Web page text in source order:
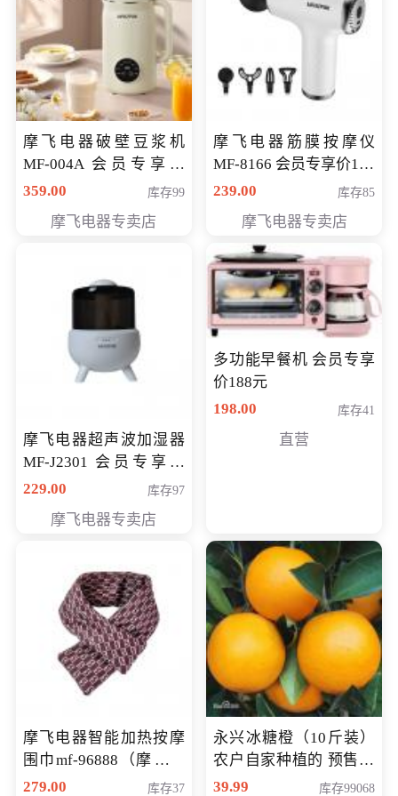
摩飞电器破壁豆浆机
MF-004A 会员专享价
168元
359.00 库存99
摩飞电器专卖店
摩飞电器筋膜按摩仪
MF-8166 会员专享价168
元
239.00 库存85
摩飞电器专卖店
摩飞电器超声波加湿器
MF-J2301 会员专享价
168元
229.00 库存97
摩飞电器专卖店
多功能早餐机 会员专享
价188元
198.00
库存41
直营
摩飞电器智能加热按摩
围巾mf-96888（摩飞电
器智能加热按摩围脖mf-
279.00 库存37
永兴冰糖橙（10斤装）
农户自家种植的 预售10
万斤 会员包邮专享价
39.99 库存99068